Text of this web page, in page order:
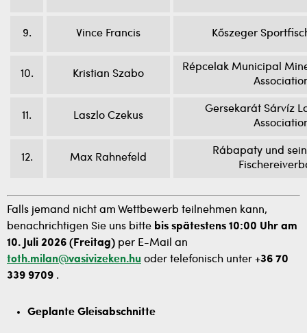
9. Vince Francis Kőszeger
10. Kristian Szabo
Répcelak Municipal
11. Laszlo Czekus
Gersekarát Sárvíz
12. Max Rahnefeld
Rábapaty und
Falls jemand nicht am Wettbewerb teilnehmen kann,
benachrichtigen Sie uns bitte bis spätestens 10:00 Uhr am
10. Juli 2026 (Freitag) per E-Mail an
toth.milan@vasivizeken.hu oder telefonisch unter +36 70
339 9709 .
Geplante Gleisabschnitte